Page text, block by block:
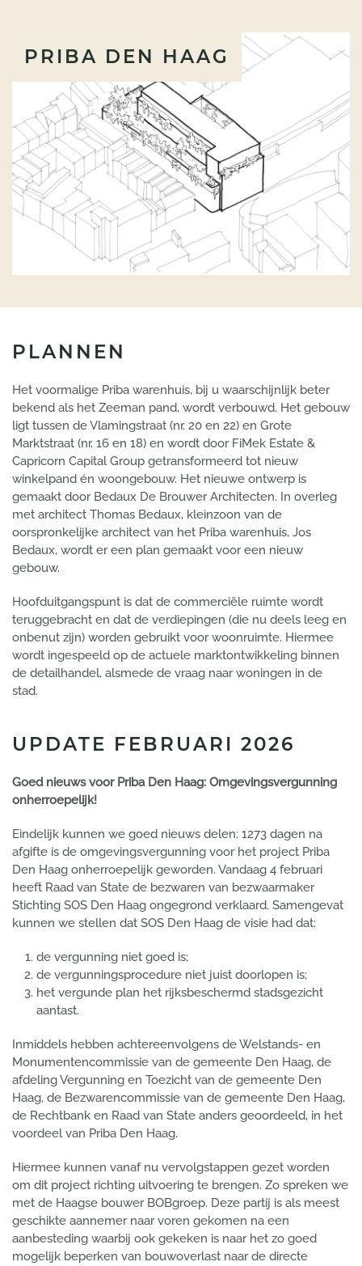
PRIBA DEN HAAG
PLANNEN
Het voormalige Priba warenhuis, bij u waarschijnlijk beter
bekend als het Zeeman pand, wordt verbouwd. Het gebouw
ligt tussen de Vlamingstraat (nr. 20 en 22) en Grote
Marktstraat (nr. 16 en 18) en wordt door FiMek Estate &
Capricorn Capital Group getransformeerd tot nieuw
winkelpand én woongebouw. Het nieuwe ontwerp is
gemaakt door Bedaux De Brouwer Architecten. In overleg
met architect Thomas Bedaux, kleinzoon van de
oorspronkelijke architect van het Priba warenhuis, Jos
Bedaux, wordt er een plan gemaakt voor een nieuw
gebouw.
Hoofduitgangspunt is dat de commerciële ruimte wordt
teruggebracht en dat de verdiepingen (die nu deels leeg en
onbenut zijn) worden gebruikt voor woonruimte. Hiermee
wordt ingespeeld op de actuele marktontwikkeling binnen
de detailhandel, alsmede de vraag naar woningen in de
stad.
UPDATE FEBRUARI 2026
Goed nieuws voor Priba Den Haag: Omgevingsvergunning
onherroepelijk!
Eindelijk kunnen we goed nieuws delen: 1273 dagen na
afgifte is de omgevingsvergunning voor het project Priba
Den Haag onherroepelijk geworden. Vandaag 4 februari
heeft Raad van State de bezwaren van bezwaarmaker
Stichting SOS Den Haag ongegrond verklaard. Samengevat
kunnen we stellen dat SOS Den Haag de visie had dat:
de vergunning niet goed is;
de vergunningsprocedure niet juist doorlopen is;
het vergunde plan het rijksbeschermd stadsgezicht
aantast.
Inmiddels hebben achtereenvolgens de Welstands- en
Monumentencommissie van de gemeente Den Haag, de
afdeling Vergunning en Toezicht van de gemeente Den
Haag, de Bezwarencommissie van de gemeente Den Haag,
de Rechtbank en Raad van State anders geoordeeld, in het
voordeel van Priba Den Haag.
Hiermee kunnen vanaf nu vervolgstappen gezet worden
om dit project richting uitvoering te brengen. Zo spreken we
met de Haagse bouwer BOBgroep. Deze partij is als meest
geschikte aannemer naar voren gekomen na een
aanbesteding waarbij ook gekeken is naar het zo goed
mogelijk beperken van bouwoverlast naar de directe